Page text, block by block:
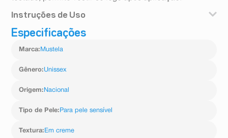
Instruções de Uso
Aplique uma pequena quantidade do Bálsamo
entre a palma da mão e os dedos. Passe suavemente
área dos olhos, 2x ao dia.
Lavante Stelatopia® no banho.
Especificações
Marca: Mustela
Gênero:Unissex
Origem: Nacional
Tipo de Pele: Para pele sensível
Textura: Em creme